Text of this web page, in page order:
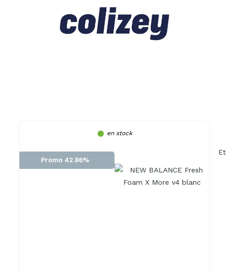
en stock
Promo 42.86%
Et